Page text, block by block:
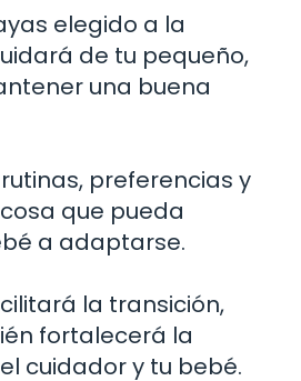
elegido a la
de tu pequeño,
una buena
preferencias y
que pueda
a adaptarse.
la transición,
fortalecerá la
cuidador y tu bebé.